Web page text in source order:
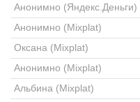
Анонимно (Яндекс.Деньги)
Анонимно (Mixplat)
Оксана (Mixplat)
Анонимно (Mixplat)
Альбина (Mixplat)